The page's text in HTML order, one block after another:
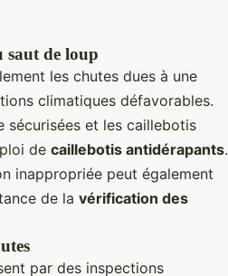
saut de loup
les chutes dues à une
climatiques défavorables.
sécurisées et les caillebotis
de caillebotis antidérapants.
inappropriée peut également
de la vérification des
par des inspections